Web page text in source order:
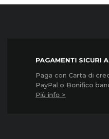
PAGAMENTI SICURI
Paga con Carta di
PayPal o Bonifico
Più info >